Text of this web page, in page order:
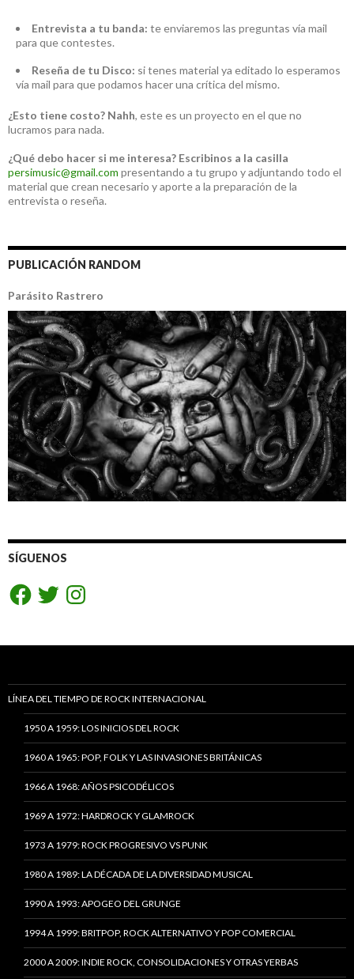
Entrevista a tu banda: te enviaremos las preguntas vía mail
para que contestes.
Reseña de tu Disco: si tenes material ya editado lo esperamos
vía mail para que podamos hacer una crítica del mismo.
¿Esto tiene costo? Nahh, este es un proyecto en el que no
lucramos para nada.
¿Qué debo hacer si me interesa? Escribinos a la casilla
persimusic@gmail.com presentando a tu grupo y adjuntando todo el
material que crean necesario y aporte a la preparación de la
entrevista o reseña.
PUBLICACIÓN RANDOM
Parásito Rastrero
SÍGUENOS
FacebookTwitterInstagram
LÍNEA DEL TIEMPO DE ROCK INTERNACIONAL
1950 A 1959: LOS INICIOS DEL ROCK
1960 A 1965: POP, FOLK Y LAS INVASIONES BRITÁNICAS
1966 A 1968: AÑOS PSICODÉLICOS
1969 A 1972: HARDROCK Y GLAMROCK
1973 A 1979: ROCK PROGRESIVO VS PUNK
1980 A 1989: LA DÉCADA DE LA DIVERSIDAD MUSICAL
1990 A 1993: APOGEO DEL GRUNGE
1994 A 1999: BRITPOP, ROCK ALTERNATIVO Y POP COMERCIAL
2000 A 2009: INDIE ROCK, CONSOLIDACIONES Y OTRAS YERBAS